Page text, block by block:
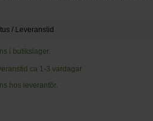
/ Leveranstid
i butikslager.
ca 1-3 vardagar.
hos leverantör.